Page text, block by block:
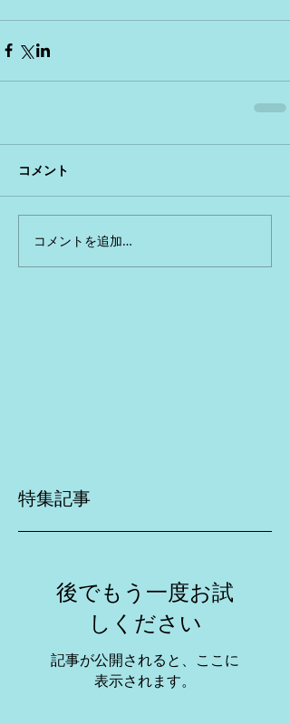
コメント
コメントを追加…
特集記事
後でもう一度お試
しください
記事が公開されると、ここに
表示されます。